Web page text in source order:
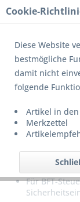
Für BFT-
Cookie-
Diese Website
bestmögliche
damit nicht
folgende
Artikel in
Merkzettel